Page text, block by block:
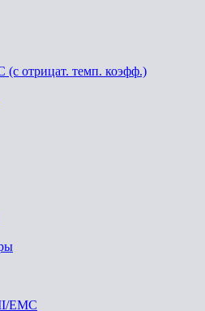
(с отрицат. темп. коэфф.)
EMC